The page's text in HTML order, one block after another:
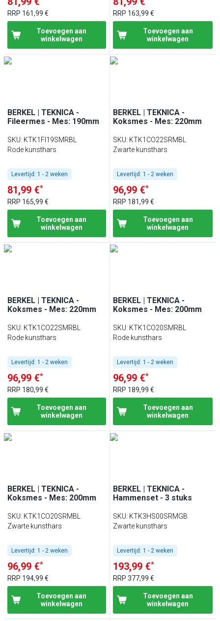
RRP 161,99 €
Toevoegen aan
winkelwagen
RRP 163,99 €
Toevoegen aan
winkelwagen
BERKEL | TEKNICA -
Fileermes - Mes: 190mm
SKU: KTK1FI19SMRBL
Rode kunsthars
Levertijd: 1 - 2 weken
81,99 €*
RRP 165,99 €
Toevoegen aan
winkelwagen
BERKEL | TEKNICA -
Koksmes - Mes: 220mm
SKU: KTK1CO22SRMBL
Zwarte kunsthars
Levertijd: 1 - 2 weken
96,99 €*
RRP 181,99 €
Toevoegen aan
winkelwagen
BERKEL | TEKNICA -
Koksmes - Mes: 220mm
SKU: KTK1CO22SMRBL
Rode kunsthars
Levertijd: 1 - 2 weken
96,99 €*
RRP 180,99 €
Toevoegen aan
winkelwagen
BERKEL | TEKNICA -
Koksmes - Mes: 200mm
SKU: KTK1CO20SMRBL
Rode kunsthars
Levertijd: 1 - 2 weken
96,99 €*
RRP 189,99 €
Toevoegen aan
winkelwagen
BERKEL | TEKNICA -
Koksmes - Mes: 200mm
SKU: KTK1CO20SRMBL
Zwarte kunsthars
Levertijd: 1 - 2 weken
96,99 €*
RRP 194,99 €
Toevoegen aan
winkelwagen
BERKEL | TEKNICA -
Hammenset - 3 stuks
SKU: KTK3HS00SRMGB
Zwarte kunsthars
Levertijd: 1 - 2 weken
193,99 €*
RRP377,99 €
Toevoegen aan
winkelwagen